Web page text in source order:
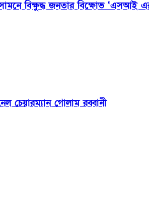
বিক্ষুদ্ধ জনতার বিক্ষোভ ‘এসআই
চেয়ারম্যান গোলাম রব্বানী